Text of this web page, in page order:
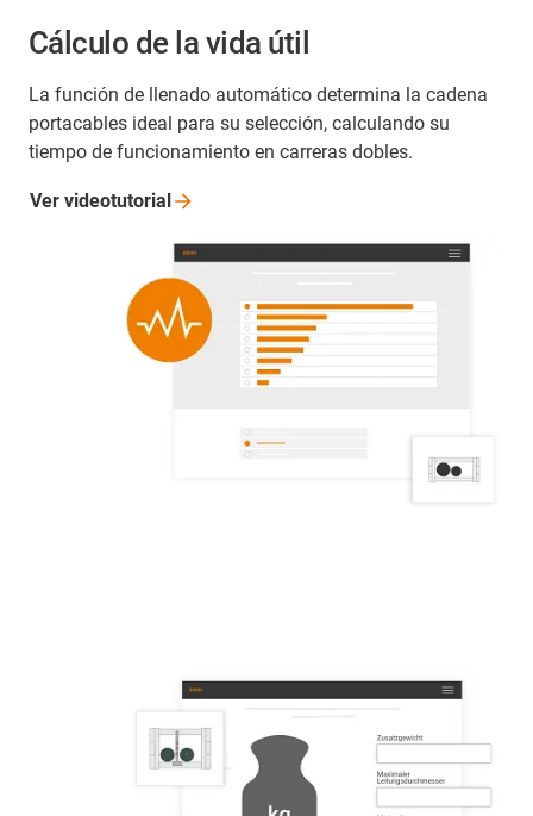
Cálculo de la vida útil
La función de llenado automático determina la cadena
portacables ideal para su selección, calculando su
tiempo de funcionamiento en carreras dobles.
Ver videotutorial